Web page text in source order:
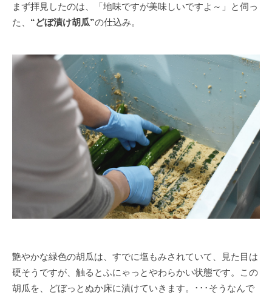
まず拝見したのは、「地味ですが美味しいですよ～」と伺っ
た、 “どぼ漬け胡瓜”の仕込み。
艶やかな緑色の胡瓜は、すでに塩もみされていて、見た目は
硬そうですが、触るとふにゃっとやわらかい状態です。この
胡瓜を、どぼっとぬか床に漬けていきます。･･･そうなんで